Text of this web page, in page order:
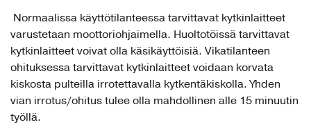
Normaalissa käyttötilanteessa tarvittavat kytkinlaitteet
varustetaan moottoriohjaimella. Huoltotöissä tarvittavat
kytkinlaitteet voivat olla käsikäyttöisiä. Vikatilanteen
ohituksessa tarvittavat kytkinlaitteet voidaan korvata
kiskosta pulteilla irrotettavalla kytkentäkiskolla. Yhden
vian irrotus/ohitus tulee olla mahdollinen alle 15 minuutin
työllä.